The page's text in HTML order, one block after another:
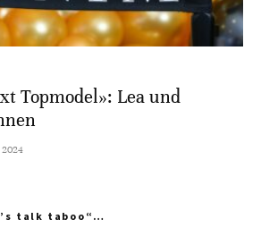
Topmodel»: Lea und
2024
talk taboo“…